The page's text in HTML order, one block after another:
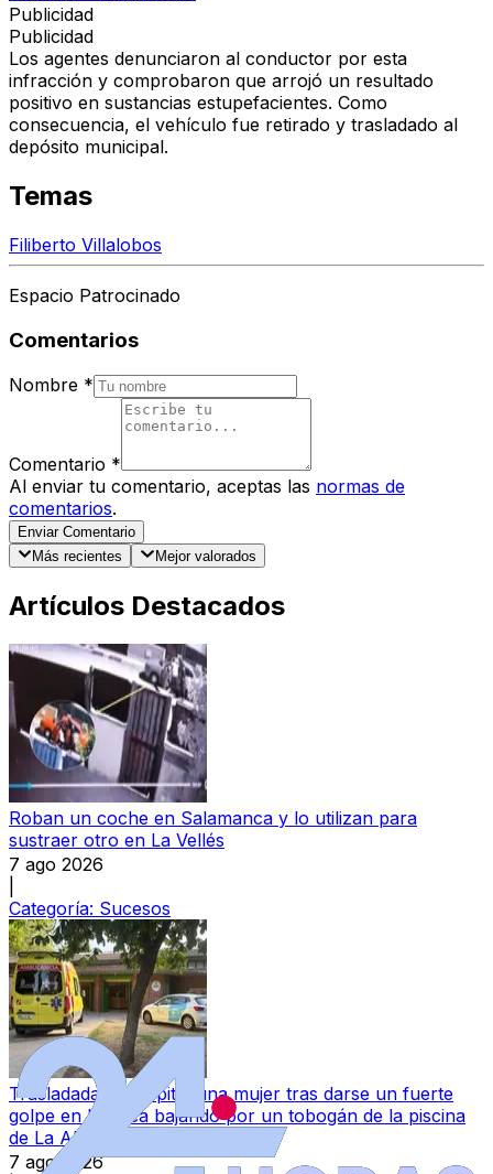
Publicidad
Publicidad
Los agentes denunciaron al conductor por esta
infracción y comprobaron que arrojó un resultado
positivo en sustancias estupefacientes. Como
consecuencia, el vehículo fue retirado y trasladado al
depósito municipal.
Temas
Filiberto Villalobos
Espacio Patrocinado
Comentarios
Nombre *
Comentario *
Al enviar tu comentario, aceptas las normas de
comentarios.
Enviar Comentario
Más recientes
Mejor valorados
Artículos Destacados
Roban un coche en Salamanca y lo utilizan para
sustraer otro en La Vellés
7 ago 2026
Categoría: Sucesos
Trasladada al hospital una mujer tras darse un fuerte
golpe en la nuca bajando por un tobogán de la piscina
de La Aldehuela
7 ago 2026